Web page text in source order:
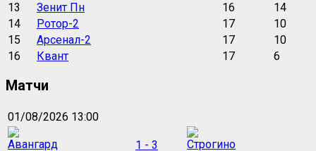
13
Зенит Пн 16
14
14
Ротор-2 17
10
15
Арсенал-2 17
10
16
Квант 17 6
Матчи
01/08/2026 13:00
1 - 3